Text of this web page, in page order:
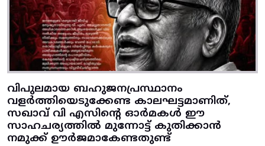
വിപുലമായ ബഹുജനപ്രസ്ഥാനം
വളർത്തിയെടുക്കേണ്ട കാലഘട്ടമാണിത്,
സഖാവ് വി എസിന്റെ ഓർമകൾ ഈ
സാഹചര്യത്തിൽ മുന്നോട്ട്‌ കുതിക്കാൻ
നമുക്ക് ഊർജമാകേണ്ടതുണ്ട്